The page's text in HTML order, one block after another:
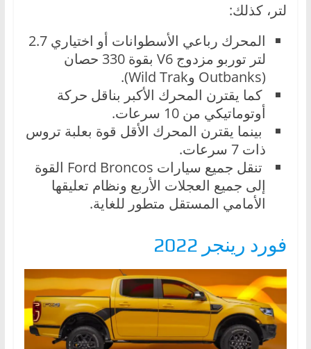
لتر، كذلك:
المحرك رباعي الأسطوانات أو اختياري 2.7
لتر توربو مزدوج V6 بقوة 330 حصان
(Outbanks وWild Trak).
كما يقترن المحرك الأكبر بناقل حركة
أوتوماتيكي من 10 سرعات.
بينما يقترن المحرك الأقل قوة بعلبة تروس
ذات 7 سرعات.
تنقل جميع سيارات Ford Broncos القوة
إلى جميع العجلات الأربع ونظام تعليقها
الأمامي المستقل متطور للغاية.
فورد رينجر 2022